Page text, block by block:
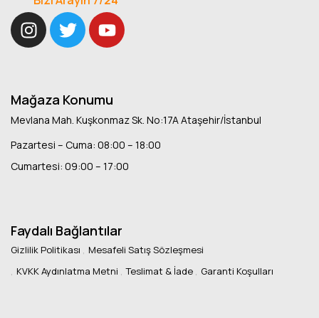
Mağaza Konumu
Mevlana Mah. Kuşkonmaz Sk. No:17A Ataşehir/İstanbul
Pazartesi – Cuma: 08:00 – 18:00
Cumartesi: 09:00 – 17:00
Faydalı Bağlantılar
Gizlilik Politikası
Mesafeli Satış Sözleşmesi
KVKK Aydınlatma Metni
Teslimat & İade Garanti Koşulları